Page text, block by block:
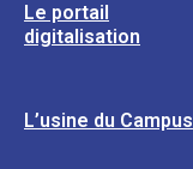
Le portail
digitalisation
L’usine du Campus